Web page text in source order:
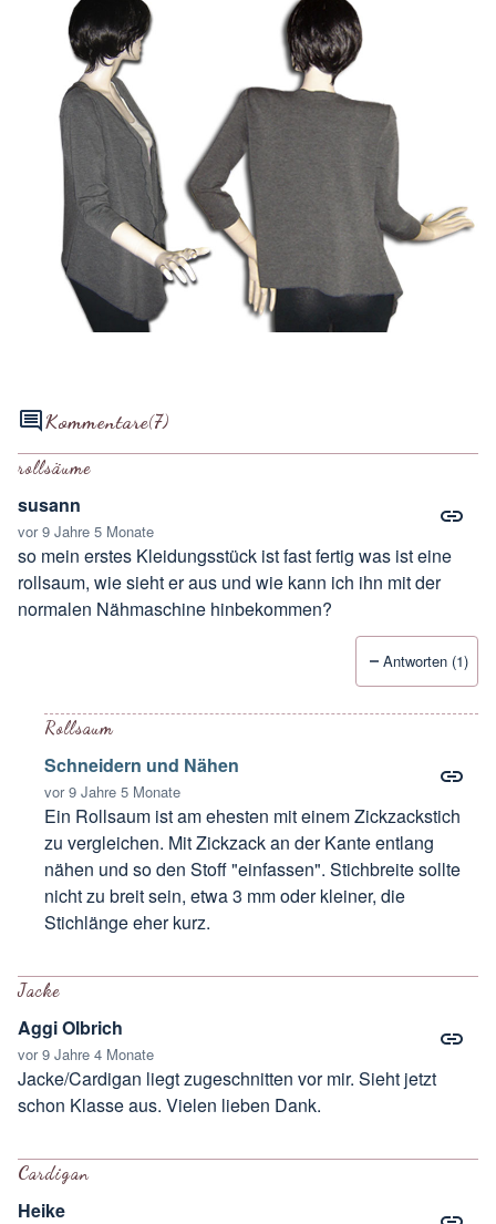
Kommentare(7)
rollsäume
susann
vor 9 Jahre 5 Monate
so mein erstes Kleidungsstück ist fast fertig was ist eine
rollsaum, wie sieht er aus und wie kann ich ihn mit der
normalen Nähmaschine hinbekommen?
Antworten (1)
Rollsaum
Schneidern und Nähen
vor 9 Jahre 5 Monate
Ein Rollsaum ist am ehesten mit einem Zickzackstich
zu vergleichen. Mit Zickzack an der Kante entlang
nähen und so den Stoff "einfassen". Stichbreite sollte
nicht zu breit sein, etwa 3 mm oder kleiner, die
Stichlänge eher kurz.
Jacke
Aggi Olbrich
vor 9 Jahre 4 Monate
Jacke/Cardigan liegt zugeschnitten vor mir. Sieht jetzt
schon Klasse aus. Vielen lieben Dank.
Cardigan
Heike